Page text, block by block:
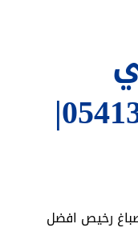
عجمان |0541307088|
صبغ في عجمان |0541307088|صباغ رخيص افضل